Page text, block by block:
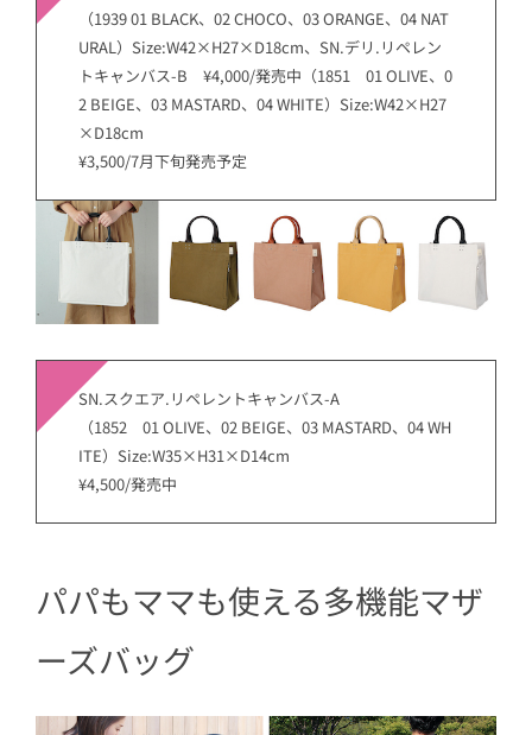
（1939 01 BLACK、02 CHOCO、03 ORANGE、04 NAT
URAL）Size:W42×H27×D18cm、SN.デリ.リペレン
トキャンバス-B ¥4,000/発売中（1851 01 OLIVE、0
2 BEIGE、03 MASTARD、04 WHITE）Size:W42×H27
×D18cm
¥3,500/7月下旬発売予定
SN.スクエア.リペレントキャンバス-A
（1852 01 OLIVE、02 BEIGE、03 MASTARD、04 WH
ITE）Size:W35×H31×D14cm
¥4,500/発売中
パパもママも使える多機能マザ
ーズバッグ